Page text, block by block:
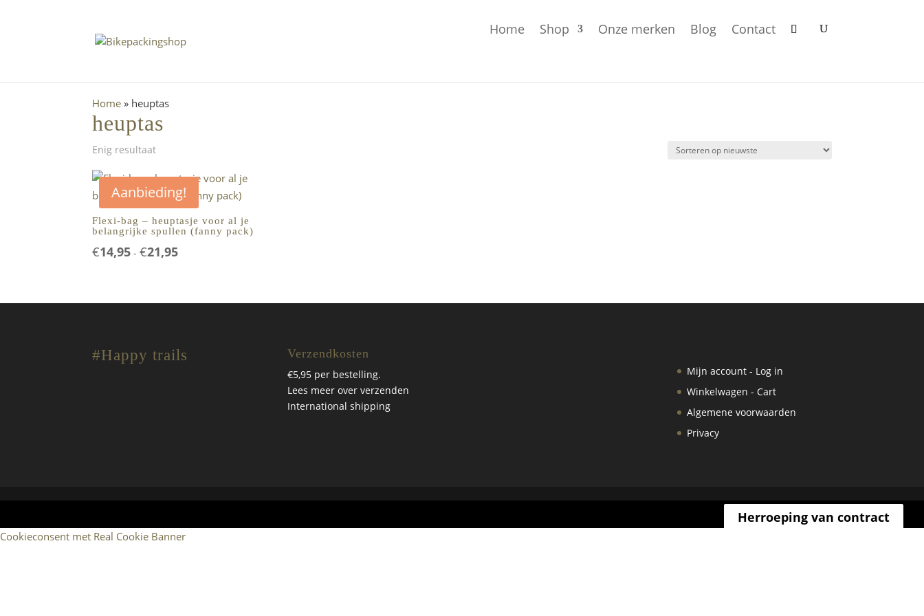
Home Shop Onze merken Blog Contact
Home » heuptas
heuptas
Enig resultaat
Aanbieding!
Flexi-bag – heuptasje voor al je
belangrijke spullen (fanny pack)
€14,95 - €21,95
#Happy trails Verzendkosten
€5,95 per bestelling.
Lees meer over verzenden
International shipping
Mijn account - Log in
Winkelwagen - Cart
Algemene voorwaarden
Privacy
Herroeping van contract
Cookieconsent met Real Cookie Banner